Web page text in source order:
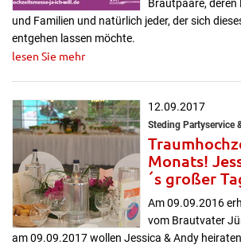
Brautpaare, deren
und Familien und natürlich jeder, der sich
entgehen lassen möchte.
lesen Sie mehr
12.09.2017
Steding Partyservice
Monats!
´s großer
Am 09.09.2016
vom Brautvater
am 09.09.2017 wollen Jessica & Andy